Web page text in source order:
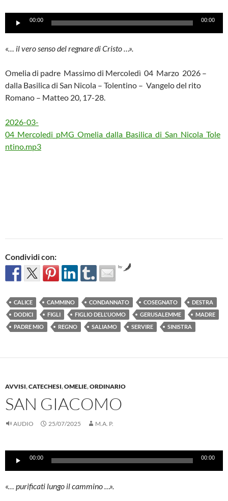
Audio
00:00 00:00
«… il vero senso del regnare di Cristo …».
Omelia di padre Massimo di Mercoledì 04 Marzo 2026 –
dalla Basilica di San Nicola – Tolentino – Vangelo del rito
Romano – Matteo 20, 17-28.
2026-03-
04_Mercoledi_pMG_Omelia_dalla_Basilica_di_San_Nicola_Tole
ntino.mp3
Condividi con:
by
CALICE CAMMINO CONDANNATO COSEGNATO
DESTRA
DODICI
FIGLI FIGLIO DELL'UOMO GERUSALEMME
MADRE
PADRE MIO
REGNO SALIAMO SERVIRE SINISTRA
AVVISI,CATECHESI,OMELIE,ORDINARIO
SAN GIACOMO
AUDIO 25/07/2025 M.A. P.
Audio
Player
00:00 00:00
«… purificati lungo il cammino …».